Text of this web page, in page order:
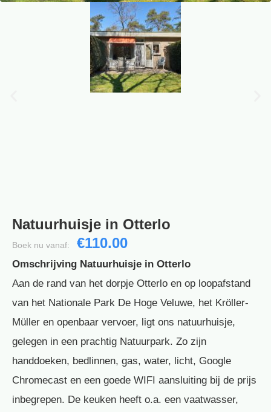
Natuurhuisje in Otterlo
Boek nu vanaf: €110.00
Omschrijving Natuurhuisje in Otterlo
Aan de rand van het dorpje Otterlo en op loopafstand
van het Nationale Park De Hoge Veluwe, het Kröller-
Müller en openbaar vervoer, ligt ons natuurhuisje,
gelegen in een prachtig Natuurpark. Zo zijn
handdoeken, bedlinnen, gas, water, licht, Google
Chromecast en een goede WIFI aansluiting bij de prijs
inbegrepen. De keuken heeft o.a. een vaatwasser,